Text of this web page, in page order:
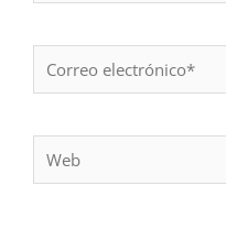
Correo
electrónico*
Web